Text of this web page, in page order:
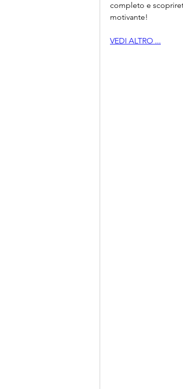
completo e
motivante!
VEDI ALTRO ...